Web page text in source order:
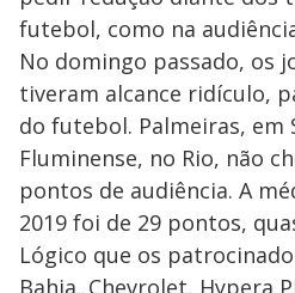
futebol, como na
No domingo passado, os
tiveram alcance ridículo,
do futebol. Palmeiras, em
Fluminense, no Rio, não
pontos de audiência. A
2019 foi de 29 pontos,
Lógico que os